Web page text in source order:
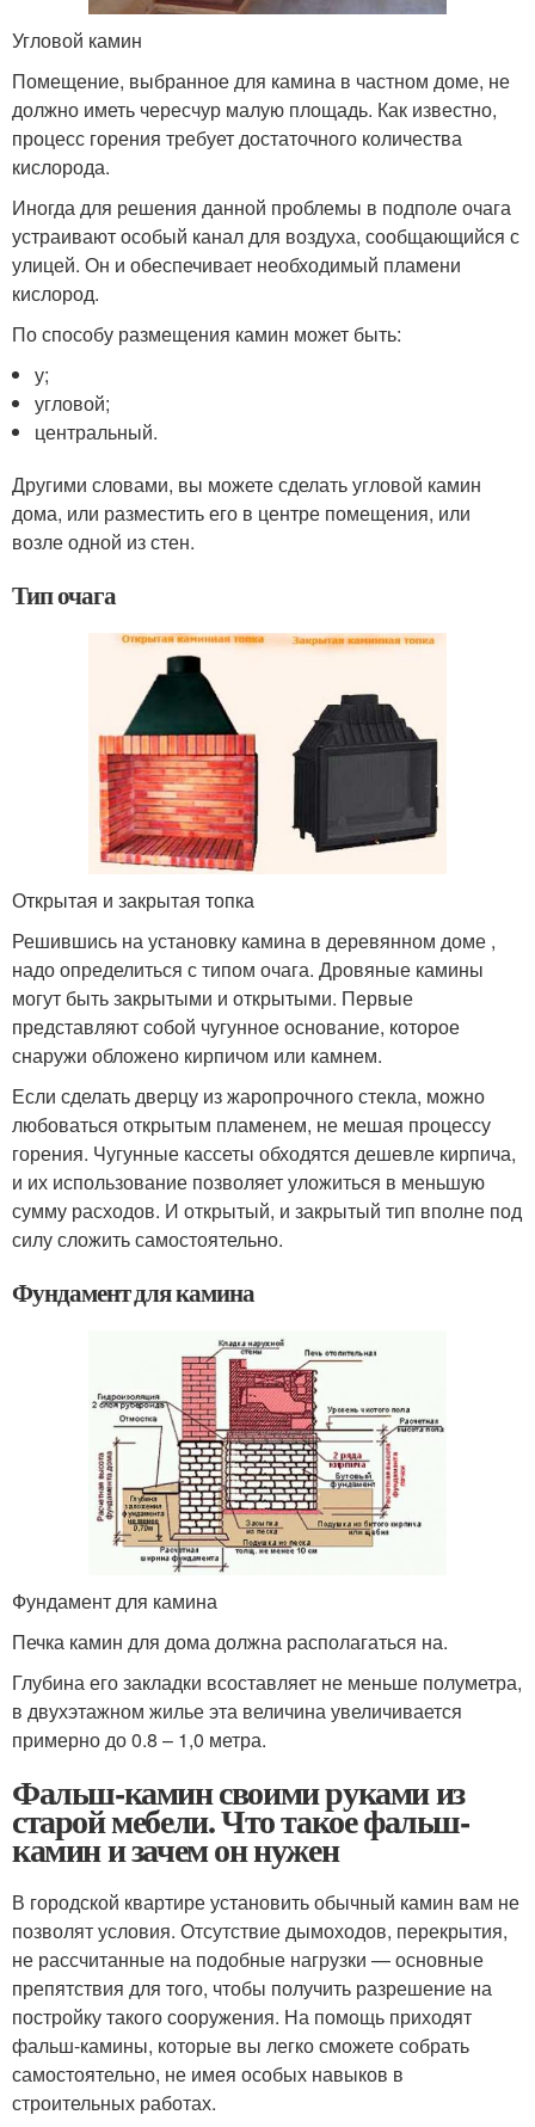
Угловой камин
Помещение, выбранное для камина в частном доме, не
должно иметь чересчур малую площадь. Как известно,
процесс горения требует достаточного количества
кислорода.
Иногда для решения данной проблемы в подполе очага
устраивают особый канал для воздуха, сообщающийся с
улицей. Он и обеспечивает необходимый пламени
кислород.
По способу размещения камин может быть:
у;
угловой;
центральный.
Другими словами, вы можете сделать угловой камин
дома, или разместить его в центре помещения, или
возле одной из стен.
Тип очага
Открытая и закрытая топка
Решившись на установку камина в деревянном доме ,
надо определиться с типом очага. Дровяные камины
могут быть закрытыми и открытыми. Первые
представляют собой чугунное основание, которое
снаружи обложено кирпичом или камнем.
Если сделать дверцу из жаропрочного стекла, можно
любоваться открытым пламенем, не мешая процессу
горения. Чугунные кассеты обходятся дешевле кирпича,
и их использование позволяет уложиться в меньшую
сумму расходов. И открытый, и закрытый тип вполне под
силу сложить самостоятельно.
Фундамент для камина
Фундамент для камина
Печка камин для дома должна располагаться на.
Глубина его закладки всоставляет не меньше полуметра,
в двухэтажном жилье эта величина увеличивается
примерно до 0.8 – 1,0 метра.
Фальш-камин своими руками из
старой мебели. Что такое фальш-
камин и зачем он нужен
В городской квартире установить обычный камин вам не
позволят условия. Отсутствие дымоходов, перекрытия,
не рассчитанные на подобные нагрузки — основные
препятствия для того, чтобы получить разрешение на
постройку такого сооружения. На помощь приходят
фальш-камины, которые вы легко сможете собрать
самостоятельно, не имея особых навыков в
строительных работах.